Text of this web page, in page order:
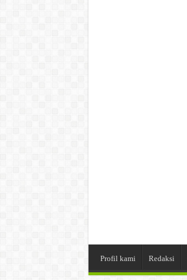
Profil kami Redaksi